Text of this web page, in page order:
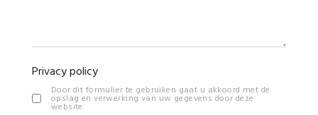
Privacy policy
Door dit formulier te gebruiken gaat u akkoord met de
opslag en verwerking van uw gegevens door deze
website.